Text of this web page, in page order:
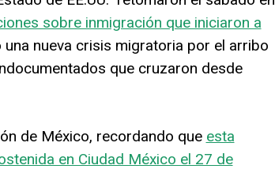
sobre inmigración que iniciaron a
una nueva crisis migratoria por el arribo
que cruzaron desde
de México, recordando que esta
en Ciudad México el 27 de